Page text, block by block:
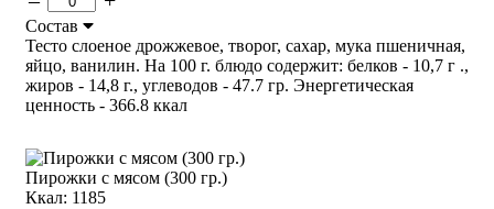
Состав
Тесто слоеное дрожжевое, творог, сахар, мука пшеничная,
яйцо, ванилин. На 100 г. блюдо содержит: белков - 10,7 г .,
жиров - 14,8 г., углеводов - 47.7 гр. Энергетическая
ценность - 366.8 ккал
Пирожки с мясом (300 гр.)
Ккал: 1185